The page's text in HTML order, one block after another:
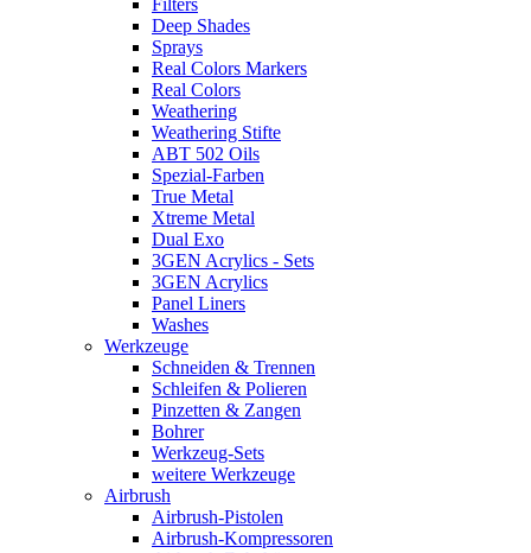
Filters
Deep Shades
Sprays
Real Colors Markers
Real Colors
Weathering
Weathering Stifte
ABT 502 Oils
Spezial-Farben
True Metal
Xtreme Metal
Dual Exo
3GEN Acrylics - Sets
3GEN Acrylics
Panel Liners
Washes
Werkzeuge
Schneiden & Trennen
Schleifen & Polieren
Pinzetten & Zangen
Bohrer
Werkzeug-Sets
weitere Werkzeuge
Airbrush
Airbrush-Pistolen
Airbrush-Kompressoren